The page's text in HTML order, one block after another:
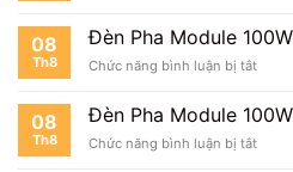
Sân
Pha
100W
Cổng
08
Th8
Đèn Pha Module
Chức năng bình luận bị tắtở
Pha
100W
08
Th8
Đèn Pha Module
Chức năng bình luận bị tắtở